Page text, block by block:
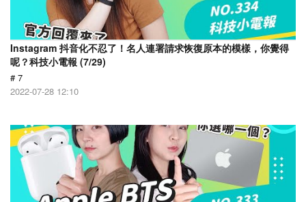
Instagram 抖音化不忍了！名人連署請求恢復原本的模樣，你覺得
呢？科技小電報 (7/29)
# 7
2022-07-28 12:10